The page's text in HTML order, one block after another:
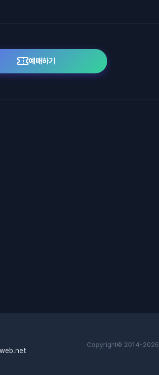
예매하기
Copyright© 2014-2026